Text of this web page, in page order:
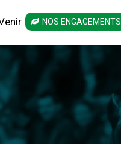
NOS ENGAGEMENTS